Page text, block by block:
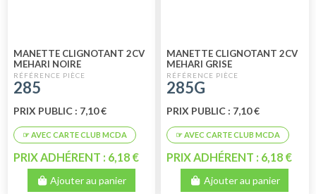
MANETTE CLIGNOTANT 2CV
MEHARI NOIRE
285
PRIX PUBLIC : 7,10 €
PRIX ADHÉRENT : 6,18 €
Ajouter au panier
MANETTE CLIGNOTANT 2CV
MEHARI GRISE
285G
PRIX PUBLIC : 7,10 €
PRIX ADHÉRENT : 6,18 €
Ajouter au panier